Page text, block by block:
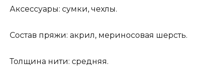
Аксессуары: сумки, чехлы.
Состав пряжи: акрил, мериносовая шерсть.
Толщина нити: средняя.